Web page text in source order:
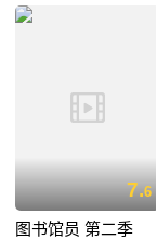
7.6
图书馆员 第二季